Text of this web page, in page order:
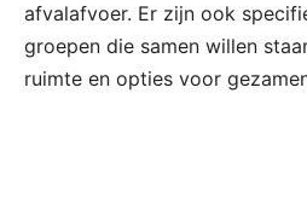
afvalafvoer. Er zijn ook
groepen die samen willen
ruimte en opties voor